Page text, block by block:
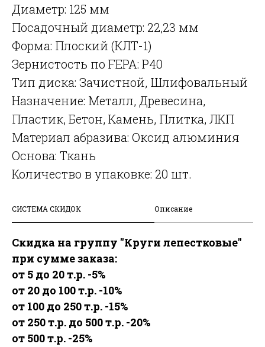
Диаметр: 125 мм
Посадочный диаметр: 22,23 мм
Форма: Плоский (КЛТ-1)
Зернистость по FEPA: P40
Тип диска: Зачистной, Шлифовальный
Назначение: Металл, Древесина,
Пластик, Бетон, Камень, Плитка, ЛКП
Материал абразива: Оксид алюминия
Основа: Ткань
Количество в упаковке: 20 шт.
СИСТЕМА СКИДОК Описание
Скидка на группу "Круги лепестковые"
при сумме заказа:
от 5 до 20 т.р. -5%
от 20 до 100 т.р. -10%
от 100 до 250 т.р. -15%
от 250 т.р. до 500 т.р. -20%
от 500 т.р. -25%